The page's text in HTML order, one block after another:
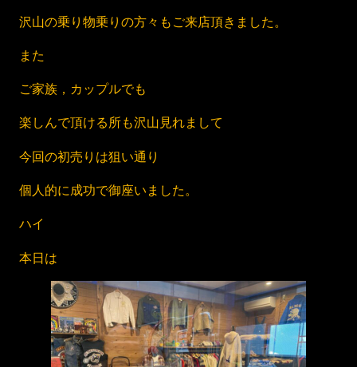
沢山の乗り物乗りの方々もご来店頂きました。
また
ご家族，カップルでも
楽しんで頂ける所も沢山見れまして
今回の初売りは狙い通り
個人的に成功で御座いました。
ハイ
本日は